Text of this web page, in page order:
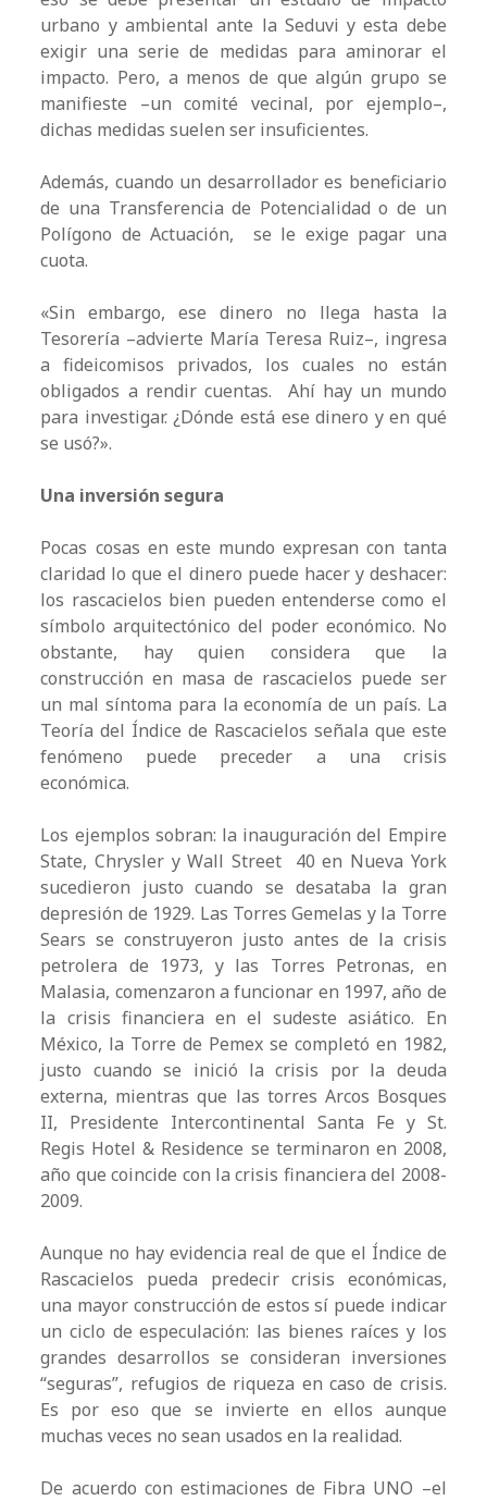
urbano y ambiental ante la Seduvi y esta debe
exigir una serie de medidas para aminorar el
impacto. Pero, a menos de que algún grupo se
manifieste –un comité vecinal, por ejemplo–,
dichas medidas suelen ser insuficientes.
Además, cuando un desarrollador es beneficiario
de una Transferencia de Potencialidad o de un
Polígono de Actuación, se le exige pagar una
cuota.
«Sin embargo, ese dinero no llega hasta la
Tesorería –advierte María Teresa Ruiz–, ingresa
a fideicomisos privados, los cuales no están
obligados a rendir cuentas. Ahí hay un mundo
para investigar. ¿Dónde está ese dinero y en qué
se usó?».
Una inversión segura
Pocas cosas en este mundo expresan con tanta
claridad lo que el dinero puede hacer y deshacer:
los rascacielos bien pueden entenderse como el
símbolo arquitectónico del poder económico. No
obstante, hay quien considera que la
construcción en masa de rascacielos puede ser
un mal síntoma para la economía de un país. La
Teoría del Índice de Rascacielos señala que este
fenómeno puede preceder a una crisis
económica.
Los ejemplos sobran: la inauguración del Empire
State, Chrysler y Wall Street 40 en Nueva York
sucedieron justo cuando se desataba la gran
depresión de 1929. Las Torres Gemelas y la Torre
Sears se construyeron justo antes de la crisis
petrolera de 1973, y las Torres Petronas, en
Malasia, comenzaron a funcionar en 1997, año de
la crisis financiera en el sudeste asiático. En
México, la Torre de Pemex se completó en 1982,
justo cuando se inició la crisis por la deuda
externa, mientras que las torres Arcos Bosques
II, Presidente Intercontinental Santa Fe y St.
Regis Hotel & Residence se terminaron en 2008,
año que coincide con la crisis financiera del 2008-
2009.
Aunque no hay evidencia real de que el Índice de
Rascacielos pueda predecir crisis económicas,
una mayor construcción de estos sí puede indicar
un ciclo de especulación: las bienes raíces y los
grandes desarrollos se consideran inversiones
“seguras”, refugios de riqueza en caso de crisis.
Es por eso que se invierte en ellos aunque
muchas veces no sean usados en la realidad.
De acuerdo con estimaciones de Fibra UNO –el